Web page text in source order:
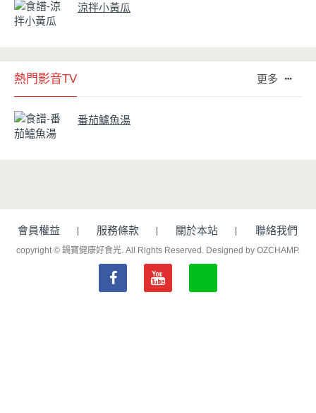
涼拌小黃瓜
熱門影音TV 更多
番茄鱸魚湯
會員權益 服務條款 關於本站 聯絡我們
copyright © 鍋寶健康好食光. All Rights Reserved. Designed by OZCHAMP.